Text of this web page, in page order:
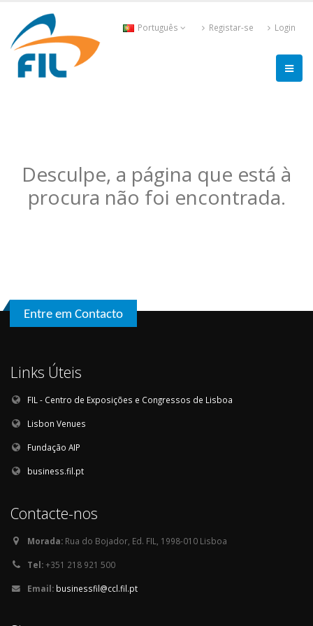
Português Registar-se Login
Desculpe, a página que está à
procura não foi encontrada.
Entre em Contacto
Links Úteis
FIL - Centro de Exposições e Congressos de Lisboa
Lisbon Venues
Fundação AIP
business.fil.pt
Contacte-nos
Morada: Rua do Bojador, Ed. FIL, 1998-010 Lisboa
Tel:+351 218 921 500
Email: businessfil@ccl.fil.pt